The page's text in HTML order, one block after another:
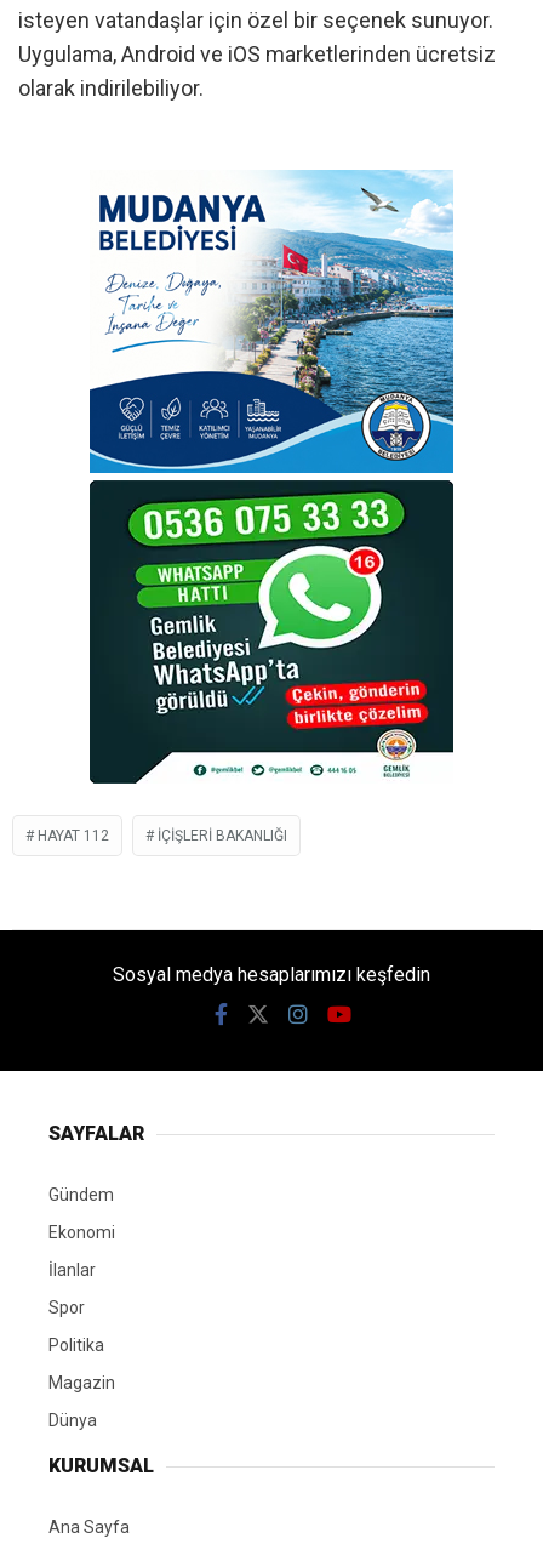
isteyen vatandaşlar için özel bir seçenek sunuyor.
Uygulama, Android ve iOS marketlerinden ücretsiz
olarak indirilebiliyor.
HAYAT 112 IÇIŞLERI BAKANLIĞI
Sosyal medya hesaplarımızı keşfedin
SAYFALAR
Gündem
Ekonomi
İlanlar
Spor
Politika
Magazin
Dünya
KURUMSAL
Ana Sayfa